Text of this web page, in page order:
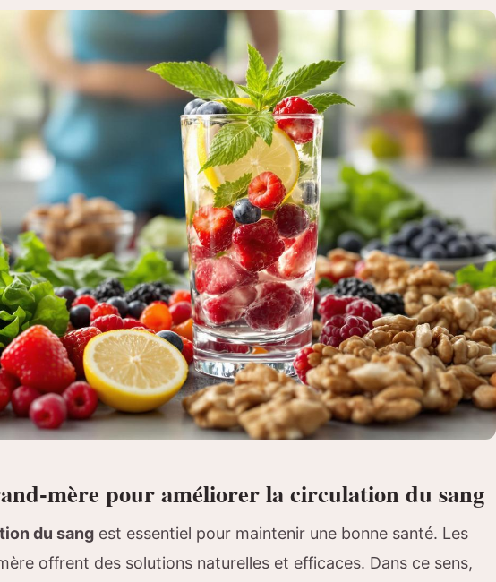
mère pour améliorer la circulation du sang
du sang est essentiel pour maintenir une bonne santé. Les
offrent des solutions naturelles et efficaces. Dans ce sens,